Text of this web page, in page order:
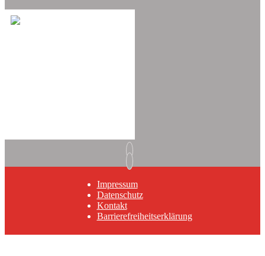
Impressum
Datenschutz
Kontakt
Barrierefreiheitserklärung